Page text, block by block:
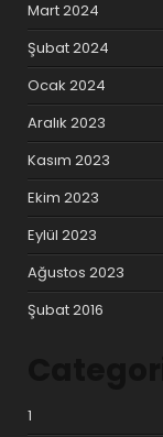
Mart 2024
Şubat 2024
Ocak 2024
Aralık 2023
Kasım 2023
Ekim 2023
Eylül 2023
Ağustos 2023
Şubat 2016
1